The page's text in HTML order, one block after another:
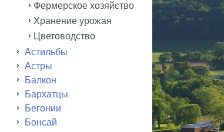
Фермерское хозяйство
Хранение урожая
Цветоводство
Астильбы
Астры
Балкон
Бархатцы
Бегонии
Бонсай